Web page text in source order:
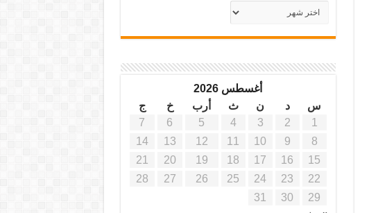
أرشيف
موقع
أغسطس 2026
س
د ن ث أرب خ
ج
1
2
3
4
5
6
7
8
9
10
11
12
13
14
15
16
17
18
19
20
21
22
23
24
25
26
27
28
29
30
31